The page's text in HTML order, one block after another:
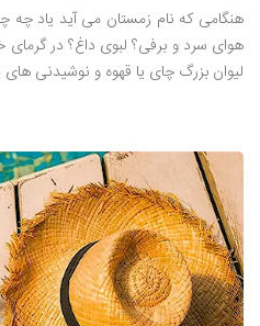
هنگامی که نام زمستان می آید یاد
هوای سرد و برفی؟ لبوی داغ؟ در گرمای
لیوان بزرگ چای یا قهوه و نوشیدنی